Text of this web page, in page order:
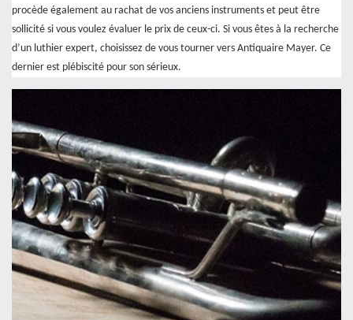
procède également au rachat de vos anciens instruments et peut être
sollicité si vous voulez évaluer le prix de ceux-ci. Si vous êtes à la recherche
d’un luthier expert, choisissez de vous tourner vers Antiquaire Mayer. Ce
dernier est plébiscité pour son sérieux.